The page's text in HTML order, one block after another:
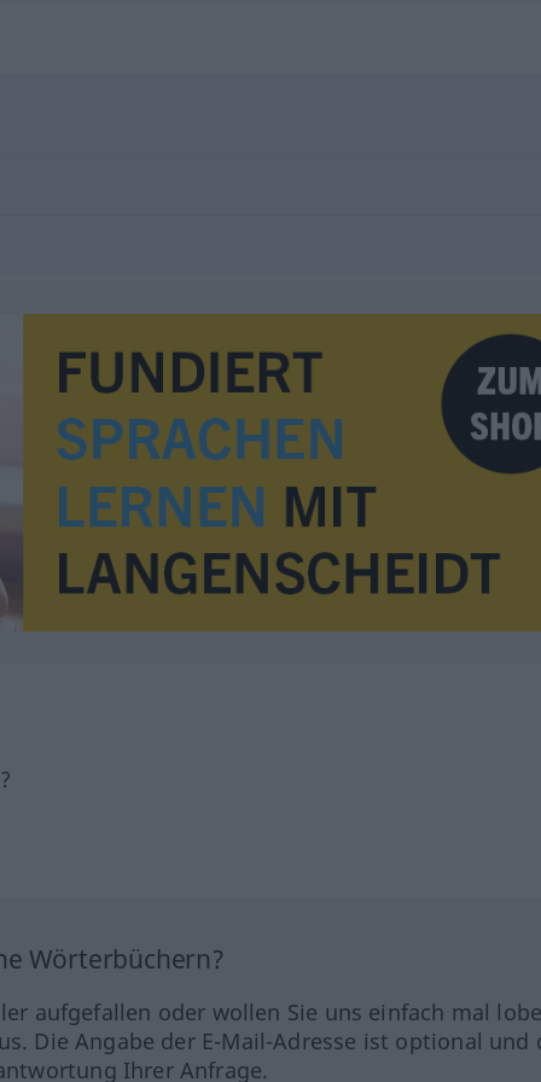
Wörterbüchern?
aufgefallen oder wollen Sie uns einfach mal
Die Angabe der E-Mail-Adresse ist optional und
Ihrer Anfrage.